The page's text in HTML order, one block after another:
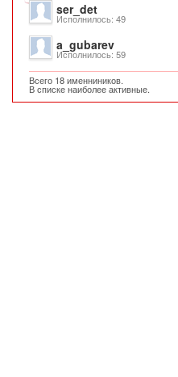
ser_det
Исполнилось: 49
a_gubarev
Исполнилось: 59
Всего 18 именниников.
В списке наиболее активные.